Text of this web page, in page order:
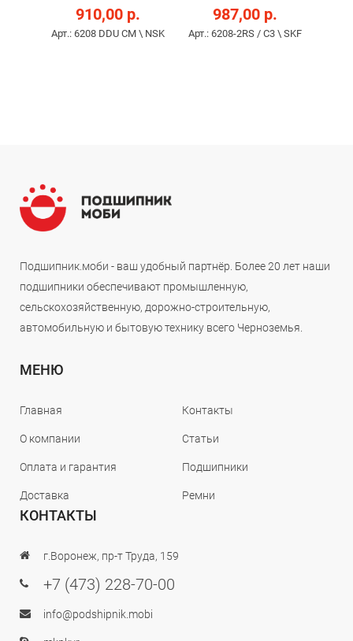
910,00 р.
Арт.: 6208 DDU CM \ NSK
987,00 р.
Арт.: 6208-2RS / С3 \ SKF
Подшипник.моби - ваш удобный партнёр. Более 20 лет наши
подшипники обеспечивают промышленную,
сельскохозяйственную, дорожно-строительную,
автомобильную и бытовую технику всего Черноземья.
МЕНЮ
Главная
О компании
Оплата и гарантия
Доставка
Контакты
Статьи
Подшипники
Ремни
КОНТАКТЫ
г.Воронеж, пр-т Труда, 159
+7 (473) 228-70-00
info@podshipnik.mobi